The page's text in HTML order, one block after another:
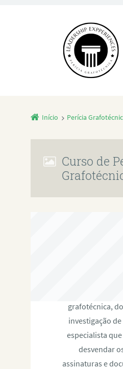
Início Perícia
Curso de
grafotécnica,
investigação
especialista
desvendar
assinaturas e